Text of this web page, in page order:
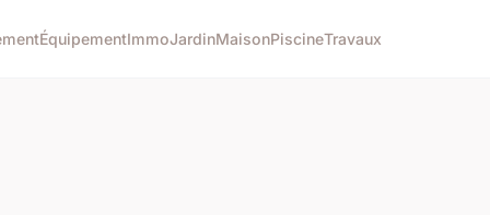
ÉquipementImmoJardinMaisonPiscineTravaux